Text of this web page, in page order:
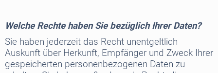
Welche Rechte haben Sie bezüglich Ihrer Daten?
Sie haben jederzeit das Recht unentgeltlich
Auskunft über Herkunft, Empfänger und Zweck Ihrer
gespeicherten personenbezogenen Daten zu